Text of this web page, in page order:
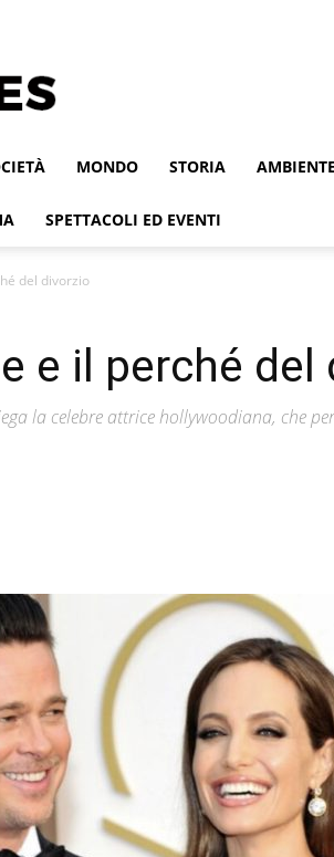
MONDO STORIA AMBIENTE
SPETTACOLI ED EVENTI
del divorzio
e il perché del
la celebre attrice hollywoodiana, che